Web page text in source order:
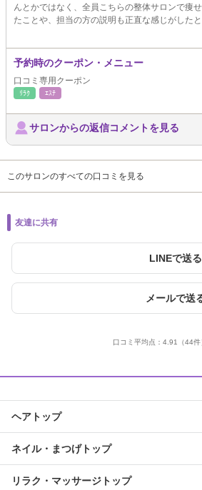
んとかではなく、全員こちらの整体サロンで痩
たことや、担当の方の説明も正直な感じがしたと
予約時のクーポン・メニュー
口コミ専用クーポン
ﾘﾗｸ ｴｽﾃ
サロンからの返信コメントを見る
このサロンのすべての口コミを見る
友達に共有
LINEで送る
メールで送
口コミ平均点： 4.91 （44件
ヘアトップ
ネイル・まつげトップ
リラク・マッサージトップ